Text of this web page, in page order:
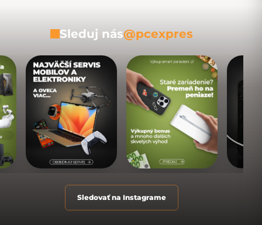
Sleduj nás@pcexpres
Sledovať na Instagrame